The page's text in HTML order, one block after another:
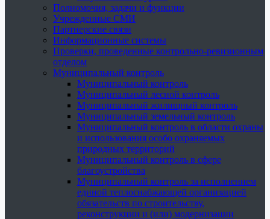
Полномочия, задачи и функции
Учрежденные СМИ
Партнерские связи
Информационные системы
Проверки, проведенные контрольно-ревизионным
отделом
Муниципальный контроль
Муниципальный контроль
Муниципальный лесной контроль
Муниципальный жилищный контроль
Муниципальный земельный контроль
Муниципальный контроль в области охраны
и использования особо охраняемых
природных территорий
Муниципальный контроль в сфере
благоустройства
Муниципальный контроль за исполнением
единой теплоснабжающей организацией
обязательств по строительству,
реконструкции и (или) модернизации